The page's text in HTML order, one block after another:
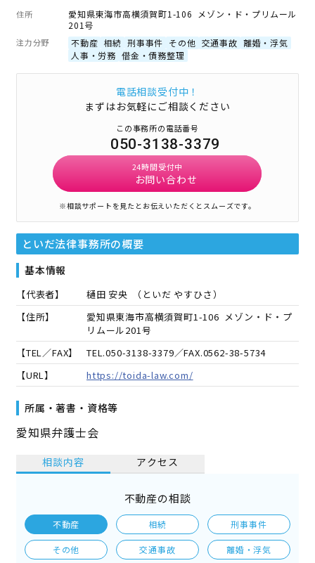
住所
愛知県東海市高横須賀町1-106 メゾン・ド・プリムール
201号
注力分野 不動産 相続 刑事事件 その他 交通事故 離婚・浮気
人事・労務 借金・債務整理
電話相談受付中！
まずはお気軽にご相談ください
この事務所の電話番号
050-3138-3379
24時間受付中
お問い合わせ
※相談サポートを見たとお伝えいただくとスムーズです。
といだ法律事務所の概要
基本情報
【代表者】 樋田 安央 （ といだ やすひさ）
【住所】
愛知県東海市高横須賀町1-106 メゾン・ド・プ
リムール201号
【TEL／FAX】
TEL.050-3138-3379／FAX.0562-38-5734
【URL】
https://toida-law.com/
所属・著書・資格等
愛知県弁護士会
相談内容 アクセス
不動産の相談
不動産 相続 刑事事件
その他 交通事故 離婚・浮気